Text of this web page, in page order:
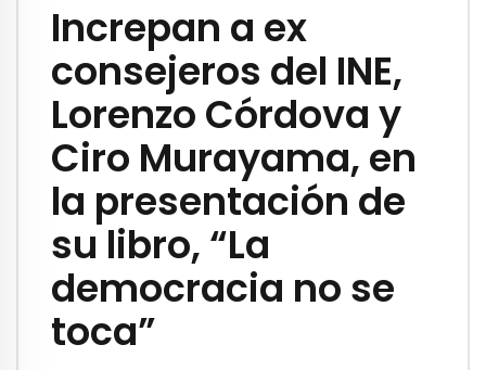
Increpan a ex
consejeros del INE,
Lorenzo Córdova y
Ciro Murayama, en
la presentación de
su libro, “La
democracia no se
toca”